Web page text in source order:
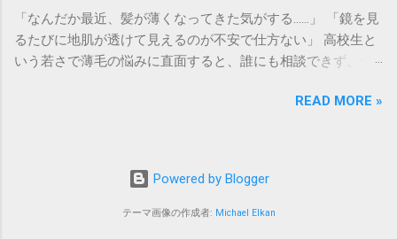
方 用途に合わせて、最も「バレにくい」ものを選ぶのが成功
の鍵です。 1. 葬儀・告別式：マットで落ち着いた「増毛パウ
ダー」 厳かな場では、髪に不自然なツヤが出すぎないことが
重要です。 特徴 : 微細な繊維が地肌の透けを抑え、マットな
質感に仕上がります。 メリット : お辞儀をした際の「つむ
映えを意識し、しっかりとしたセット力が必要です。 特徴 :
ト : 披露宴から二次会までの長時間、崩れにくいのが強みで
めに」摂るべき5つの必須栄養素 私たちの髪の毛は、その90%
以上が「ケラチン」というタンパク質でできています。この
ケラチンを効率よく作るために必要な栄養素を見ていきまし
です。肉、魚、卵、大豆製品を毎食バランスよく摂ることが
をサポートしてくれます。 ② 亜鉛 タンパク質を髪の毛へと
ると、新しい髪が作られにくくなったり、抜け毛が増えたり
「なんだか最近、髪が薄くなってきた気がする……」 「鏡を見
るたびに地肌が透けて見えるのが不安で仕方ない」 高校生と
いう若さで薄毛の悩みに直面すると、誰にも相談できず、一
ますよね。育毛剤を買おうにもお小遣いには限りがあるし、
は、高校生の薄毛や抜け毛の悩みで最も頼りになるのは
**「皮膚科」**です。 この記事では、病院へ行くタイミング
の目安や受診のメリット、そして市販の育毛アイテムを手に
READ MORE »
Powered by Blogger
テーマ画像の作成者: Michael Elkan